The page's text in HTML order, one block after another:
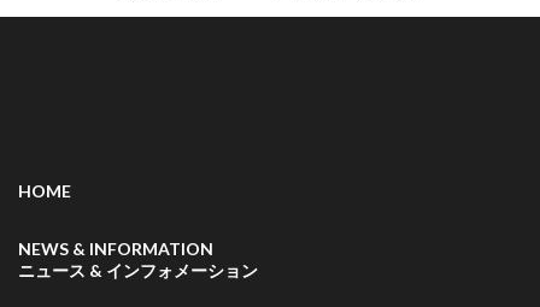
HOME
NEWS & INFORMATION
ニュース & インフォメーション